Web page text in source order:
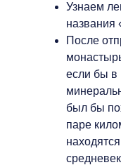
Узнаем
названия
После
если бы в
был бы
паре